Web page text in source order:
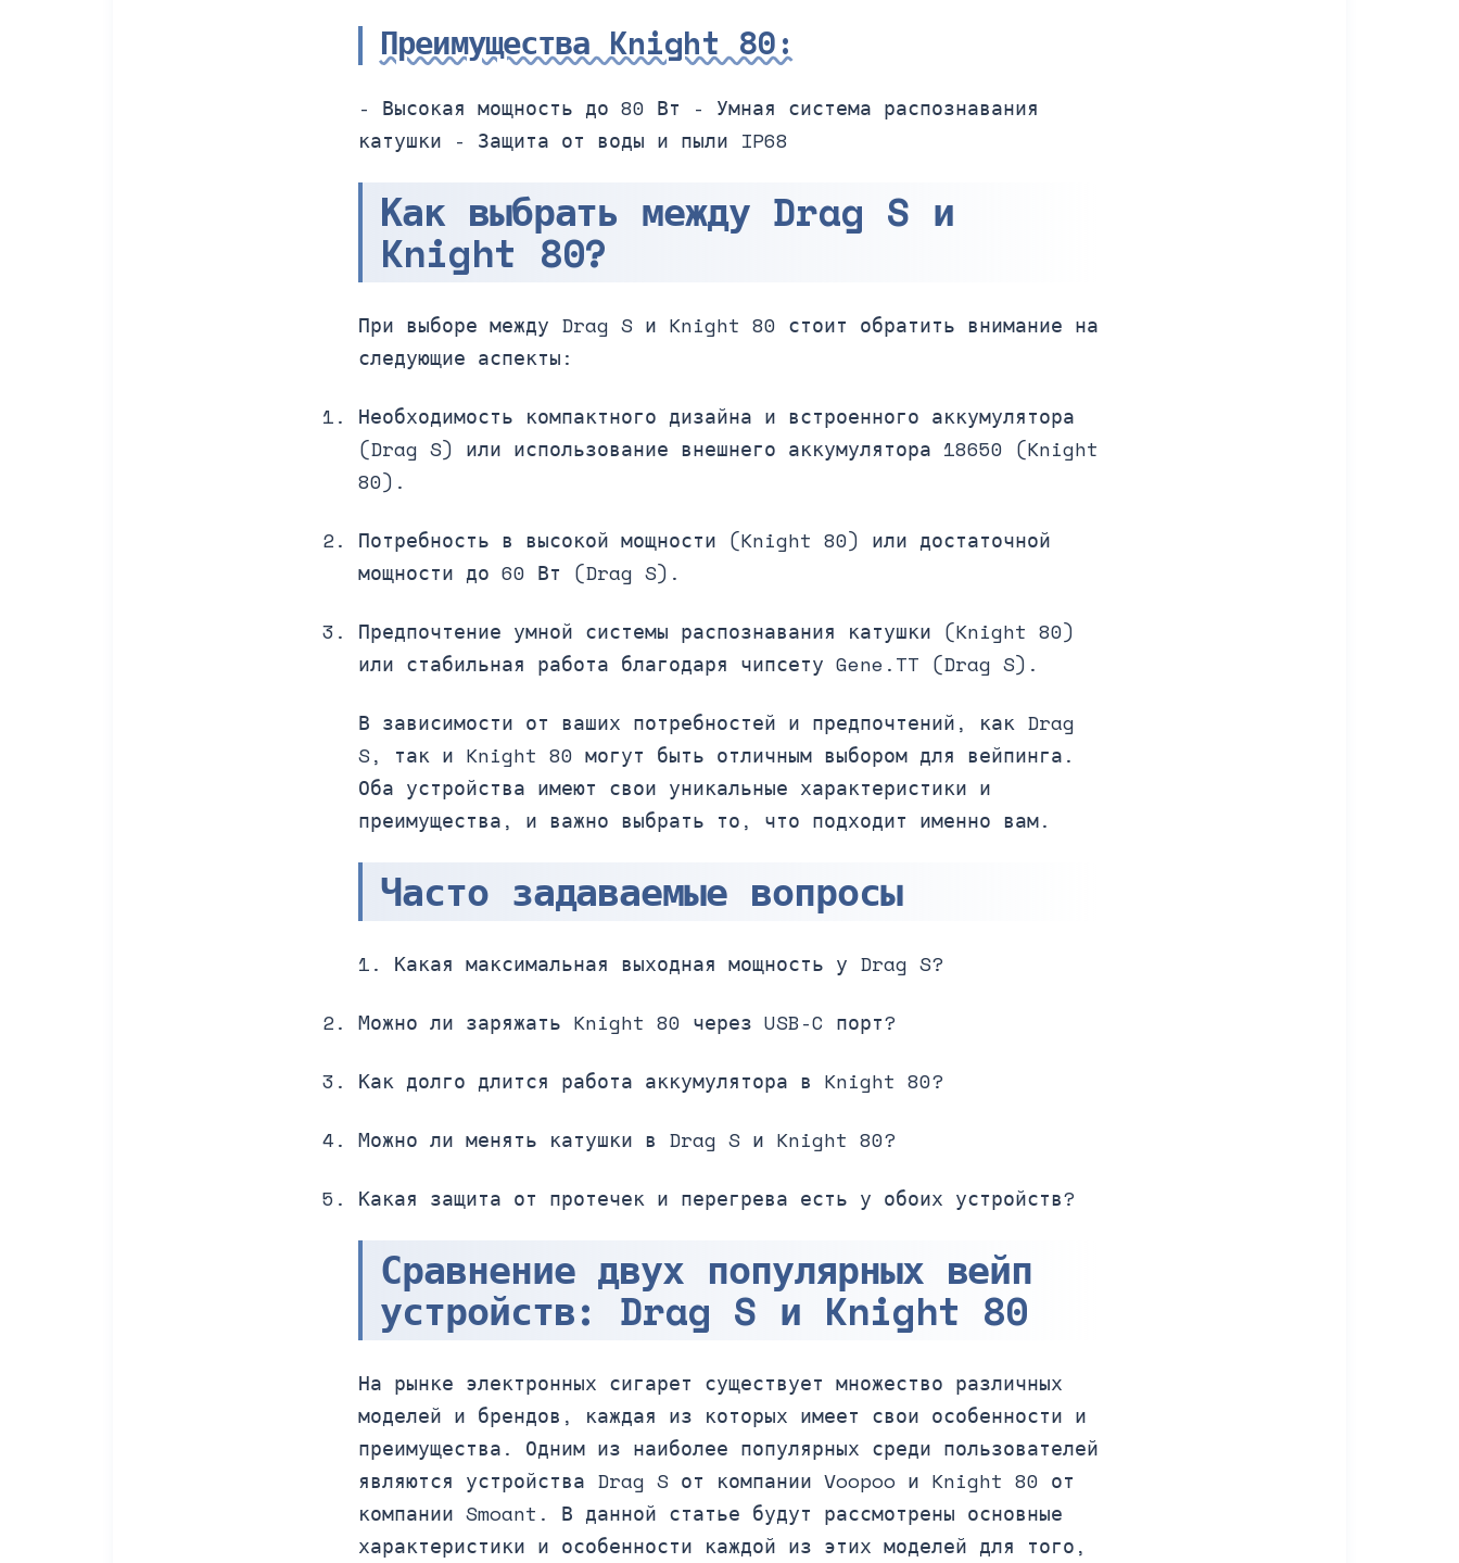
Преимущества Knight 80:
- Высокая мощность до 80 Вт - Умная система распознавания
катушки - Защита от воды и пыли IP68
Как выбрать между Drag S и
Knight 80?
При выборе между Drag S и Knight 80 стоит обратить внимание на
следующие аспекты:
Необходимость компактного дизайна и встроенного аккумулятора
(Drag S) или использование внешнего аккумулятора 18650 (Knight
80).
Потребность в высокой мощности (Knight 80) или достаточной
мощности до 60 Вт (Drag S).
Предпочтение умной системы распознавания катушки (Knight 80)
или стабильная работа благодаря чипсету Gene.TT (Drag S).
В зависимости от ваших потребностей и предпочтений, как Drag
S, так и Knight 80 могут быть отличным выбором для вейпинга.
Оба устройства имеют свои уникальные характеристики и
преимущества, и важно выбрать то, что подходит именно вам.
Часто задаваемые вопросы
1. Какая максимальная выходная мощность у Drag S?
Можно ли заряжать Knight 80 через USB-C порт?
Как долго длится работа аккумулятора в Knight 80?
Можно ли менять катушки в Drag S и Knight 80?
Какая защита от протечек и перегрева есть у обоих устройств?
Сравнение двух популярных вейп
устройств: Drag S и Knight 80
На рынке электронных сигарет существует множество различных
моделей и брендов, каждая из которых имеет свои особенности и
преимущества. Одним из наиболее популярных среди пользователей
являются устройства Drag S от компании Voopoo и Knight 80 от
компании Smoant. В данной статье будут рассмотрены основные
характеристики и особенности каждой из этих моделей для того,